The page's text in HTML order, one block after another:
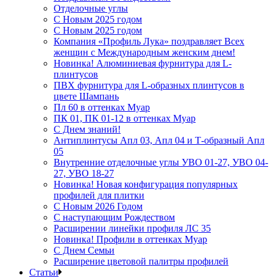
Отделочные углы
С Новым 2025 годом
С Новым 2025 годом
Компания «Профиль Лука» поздравляет Всех
женщин с Международным женским днем!
Новинка! Алюминиевая фурнитура для L-
плинтусов
ПВХ фурнитура для L-образных плинтусов в
цвете Шампань
Пл 60 в оттенках Муар
ПК 01, ПК 01-12 в оттенках Муар
С Днем знаний!
Антиплинтусы Апл 03, Апл 04 и Т-образный Апл
05
Внутренние отделочные углы УВО 01-27, УВО 04-
27, УВО 18-27
Новинка! Новая конфигурация популярных
профилей для плитки
С Новым 2026 Годом
С наступающим Рождеством
Расширении линейки профиля ЛС 35
Новинка! Профили в оттенках Муар
С Днем Семьи
Расширение цветовой палитры профилей
Статьи